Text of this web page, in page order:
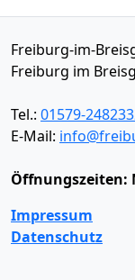
Freiburg-im-
Freiburg im
Tel.: 01579-
E-Mail:
Öffnungszeiten:
Impressum
Datenschutz